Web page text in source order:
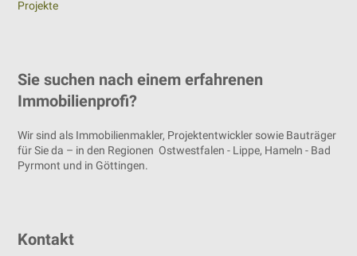
Projekte
Sie suchen nach einem erfahrenen
Immobilienprofi?
Wir sind als Immobilienmakler, Projektentwickler sowie Bauträger
für Sie da – in den Regionen Ostwestfalen - Lippe, Hameln - Bad
Pyrmont und in Göttingen.
Kontakt